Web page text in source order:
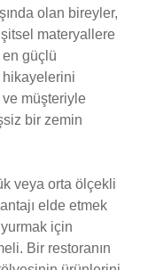
olan bireyler,
materyallere
güçlü
hikayelerini
müşteriyle
bir zemin
veya orta ölçekli
elde etmek
için
Bir restoranın